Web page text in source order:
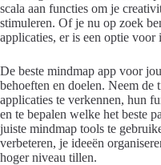
scala aan functies om je
stimuleren. Of je nu op zoek
applicaties, er is een optie voor
De beste mindmap app voor
behoeften en doelen. Neem de
applicaties te verkennen, hun
en te bepalen welke het beste
juiste mindmap tools te
verbeteren, je ideeën
hoger niveau tillen.